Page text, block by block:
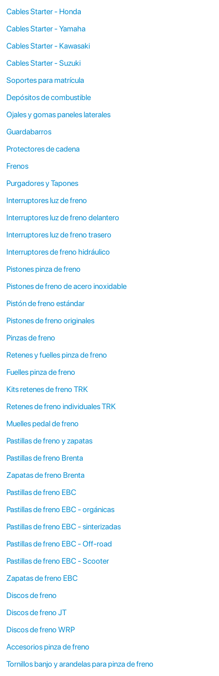
Cables Starter - Honda
Cables Starter - Yamaha
Cables Starter - Kawasaki
Cables Starter - Suzuki
Soportes para matrícula
Depósitos de combustible
Ojales y gomas paneles laterales
Guardabarros
Protectores de cadena
Frenos
Purgadores y Tapones
Interruptores luz de freno
Interruptores luz de freno delantero
Interruptores luz de freno trasero
Interruptores de freno hidráulico
Pistones pinza de freno
Pistones de freno de acero inoxidable
Pistón de freno estándar
Pistones de freno originales
Pinzas de freno
Retenes y fuelles pinza de freno
Fuelles pinza de freno
Kits retenes de freno TRK
Retenes de freno individuales TRK
Muelles pedal de freno
Pastillas de freno y zapatas
Pastillas de freno Brenta
Zapatas de freno Brenta
Pastillas de freno EBC
Pastillas de freno EBC - orgánicas
Pastillas de freno EBC - sinterizadas
Pastillas de freno EBC - Off-road
Pastillas de freno EBC - Scooter
Zapatas de freno EBC
Discos de freno
Discos de freno JT
Discos de freno WRP
Accesorios pinza de freno
Tornillos banjo y arandelas para pinza de freno